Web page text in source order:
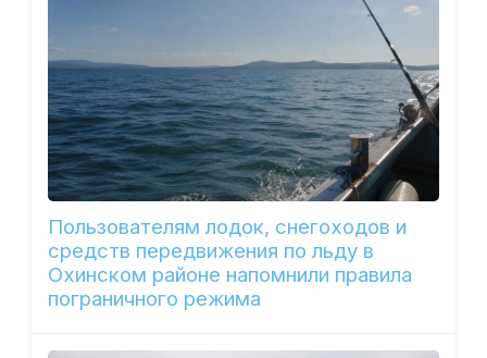
Пользователям лодок, снегоходов и
средств передвижения по льду в
Охинском районе напомнили правила
пограничного режима